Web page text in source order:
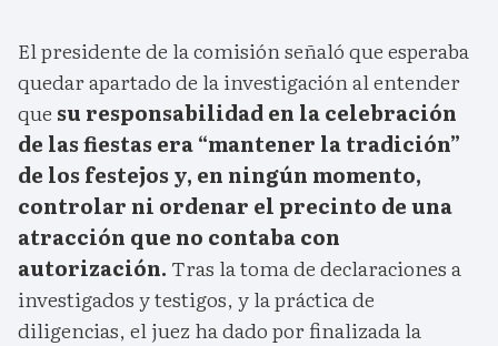
El presidente de la comisión señaló que esperaba
quedar apartado de la investigación al entender
que su responsabilidad en la celebración
de las fiestas era “mantener la tradición”
de los festejos y, en ningún momento,
controlar ni ordenar el precinto de una
atracción que no contaba con
autorización. Tras la toma de declaraciones a
investigados y testigos, y la práctica de
diligencias, el juez ha dado por finalizada la